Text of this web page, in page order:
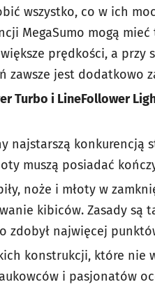
wszystko, co w ich
MegaSumo mogą
prędkości, a
zawsze jest dodatkowo
Turbo i LineFollower
najstarszą konkurencją
muszą posiadać
noże i młoty w
kibiców. Zasady są
zdobył najwięcej
konstrukcji, które nie
i pasjonatów